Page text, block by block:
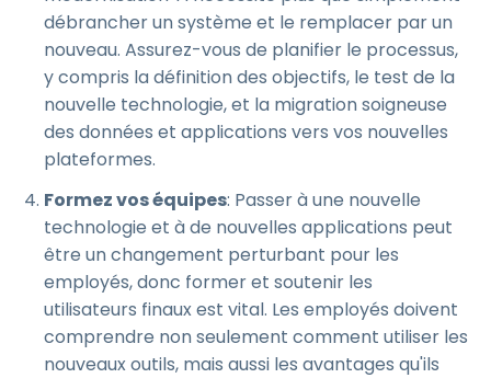
débrancher un système et le remplacer par un
nouveau. Assurez-vous de planifier le processus,
y compris la définition des objectifs, le test de la
nouvelle technologie, et la migration soigneuse
des données et applications vers vos nouvelles
plateformes.
Formez vos équipes: Passer à une nouvelle
technologie et à de nouvelles applications peut
être un changement perturbant pour les
employés, donc former et soutenir les
utilisateurs finaux est vital. Les employés doivent
comprendre non seulement comment utiliser les
nouveaux outils, mais aussi les avantages qu'ils